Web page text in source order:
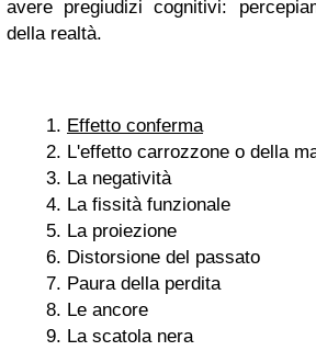
avere pregiudizi cognitivi:
della realtà.
Effetto conferma
L'effetto carrozzone o della
La negatività
La fissità funzionale
La proiezione
Distorsione del passato
Paura della perdita
Le ancore
La scatola nera